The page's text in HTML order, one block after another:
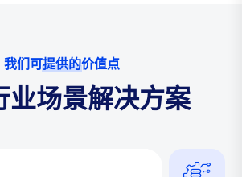
我们可提供的价值点
业场景解决方案